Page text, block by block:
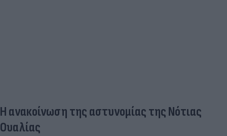
H ανακοίνωση της αστυνομίας της Νότιας
Ουαλίας